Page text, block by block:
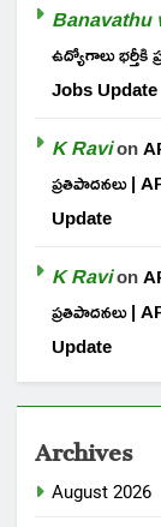
Banavathu
ఉద్యోగాలు
Jobs Update
K Ravion
ప్రతిపాదనలు |
Update
K Ravion
ప్రతిపాదనలు |
Update
Archives
August 2026